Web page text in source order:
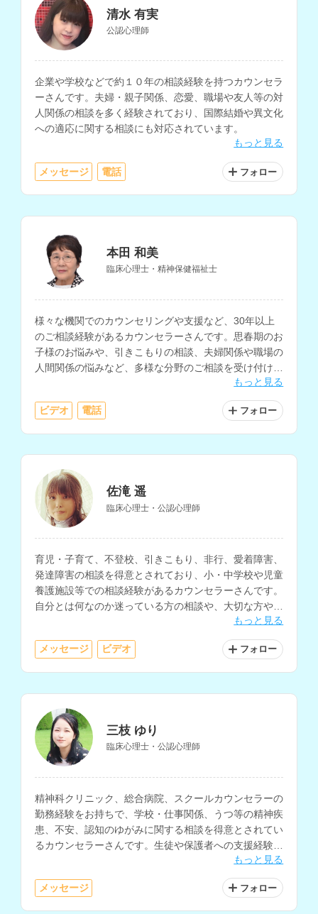
清水 有実
公認心理師
企業や学校などで約１０年の相談経験を持つカウンセラ
ーさんです。夫婦・親子関係、恋愛、職場や友人等の対
人関係の相談を多く経験されており、国際結婚や異文化
への適応に関する相談にも対応されています。
もっと見る
メッセージ 電話 フォロー
本田 和美
臨床心理士・精神保健福祉士
様々な機関でのカウンセリングや支援など、30年以上
のご相談経験があるカウンセラーさんです。思春期のお
子様のお悩みや、引きこもりの相談、夫婦関係や職場の
人間関係の悩みなど、多様な分野のご相談を受け付けら
もっと見る
ビデオ 電話 フォロー
佐滝 遥
臨床心理士・公認心理師
育児・子育て、不登校、引きこもり、非行、愛着障害、
発達障害の相談を得意とされており、小・中学校や児童
養護施設等での相談経験があるカウンセラーさんです。
自分とは何なのか迷っている方の相談や、大切な方やペ
ットを亡くされた方のケアなど、幅広い相談内容に対応
もっと見る
メッセージ ビデオ フォロー
三枝 ゆり
臨床心理士・公認心理師
精神科クリニック、総合病院、スクールカウンセラーの
勤務経験をお持ちで、学校・仕事関係、うつ等の精神疾
患、不安、認知のゆがみに関する相談を得意とされてい
るカウンセラーさんです。生徒や保護者への支援経験が
あり、不登校、発達障害、対人関係の相談にも対応され
もっと見る
メッセージ フォロー